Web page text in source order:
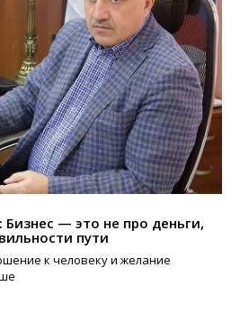
— это не про деньги,
пути
к человеку и желание